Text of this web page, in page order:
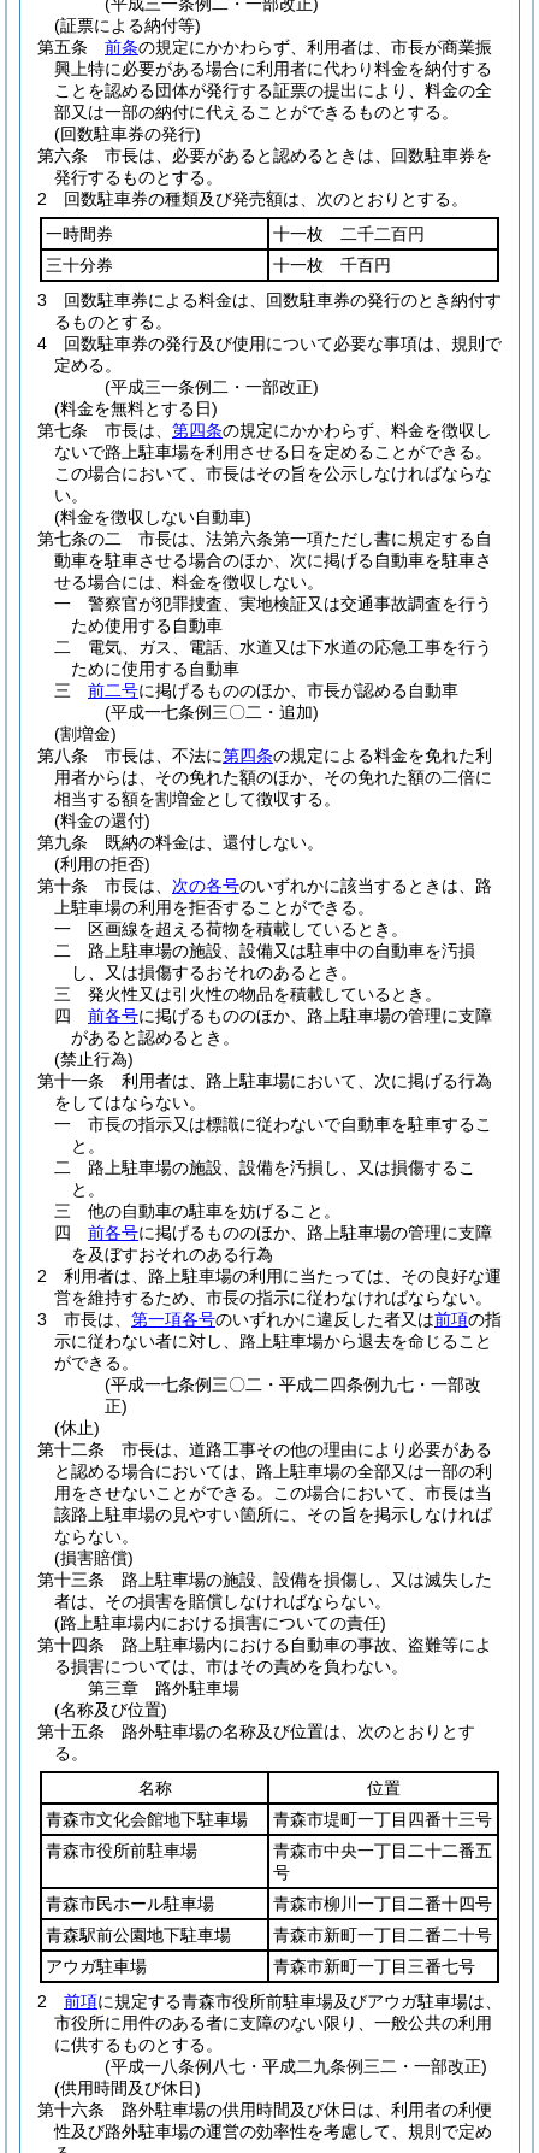
(証票による納付等)
第五条
前条の規定にかかわらず、利用者は、市長が商業振
興上特に必要がある場合に利用者に代わり料金を納付する
ことを認める団体が発行する証票の提出により、料金の全
部又は一部の納付に代えることができるものとする。
(回数駐車券の発行)
第六条
市長は、必要があると認めるときは、回数駐車券を
発行するものとする。
2
回数駐車券の種類及び発売額は、次のとおりとする。
一時間券
十一枚 二千二百円
三十分券
十一枚 千百円
3
回数駐車券による料金は、回数駐車券の発行のとき納付す
るものとする。
4
回数駐車券の発行及び使用について必要な事項は、規則で
定める。
(平成三一条例二・一部改正)
(料金を無料とする日)
第七条
市長は、 第四条の規定にかかわらず、料金を徴収し
ないで路上駐車場を利用させる日を定めることができる。
この場合において、市長はその旨を公示しなければならな
い。
(料金を徴収しない自動車)
第七条の二
市長は、法第六条第一項ただし書に規定する自
動車を駐車させる場合のほか、次に掲げる自動車を駐車さ
せる場合には、料金を徴収しない。
一
警察官が犯罪捜査、実地検証又は交通事故調査を行う
ため使用する自動車
二
電気、ガス、電話、水道又は下水道の応急工事を行う
ために使用する自動車
三
前二号に掲げるもののほか、市長が認める自動車
(平成一七条例三〇二・追加)
(割増金)
第八条
市長は、不法に第四条の規定による料金を免れた利
用者からは、その免れた額のほか、その免れた額の二倍に
相当する額を割増金として徴収する。
(料金の還付)
第九条
既納の料金は、還付しない。
(利用の拒否)
第十条
市長は、 次の各号のいずれかに該当するときは、路
上駐車場の利用を拒否することができる。
一
区画線を超える荷物を積載しているとき。
二
路上駐車場の施設、設備又は駐車中の自動車を汚損
し、又は損傷するおそれのあるとき。
三
発火性又は引火性の物品を積載しているとき。
四
前各号に掲げるもののほか、路上駐車場の管理に支障
があると認めるとき。
(禁止行為)
第十一条
利用者は、路上駐車場において、次に掲げる行為
をしてはならない。
一
市長の指示又は標識に従わないで自動車を駐車するこ
と。
二
路上駐車場の施設、設備を汚損し、又は損傷するこ
と。
三
他の自動車の駐車を妨げること。
四
前各号に掲げるもののほか、路上駐車場の管理に支障
を及ぼすおそれのある行為
2
利用者は、路上駐車場の利用に当たっては、その良好な運
営を維持するため、市長の指示に従わなければならない。
3
市長は、 第一項各号のいずれかに違反した者又は前項の指
示に従わない者に対し、路上駐車場から退去を命じること
ができる。
(平成一七条例三〇二・平成二四条例九七・一部改
正)
(休止)
第十二条
市長は、道路工事その他の理由により必要がある
と認める場合においては、路上駐車場の全部又は一部の利
用をさせないことができる。
この場合において、市長は当
該路上駐車場の見やすい箇所に、その旨を掲示しなければ
ならない。
(損害賠償)
第十三条
路上駐車場の施設、設備を損傷し、又は滅失した
者は、その損害を賠償しなければならない。
(路上駐車場内における損害についての責任)
第十四条
路上駐車場内における自動車の事故、盗難等によ
る損害については、市はその責めを負わない。
第三章
路外駐車場
(名称及び位置)
第十五条
路外駐車場の名称及び位置は、次のとおりとす
る。
名称
位置
青森市文化会館地下駐車場
青森市堤町一丁目四番十三号
青森市役所前駐車場
青森市中央一丁目二十二番五
号
青森市民ホール駐車場
青森市柳川一丁目二番十四号
青森駅前公園地下駐車場
青森市新町一丁目二番二十号
アウガ駐車場
青森市新町一丁目三番七号
2
前項に規定する青森市役所前駐車場及びアウガ駐車場は、
市役所に用件のある者に支障のない限り、一般公共の利用
に供するものとする。
(平成一八条例八七・平成二九条例三二・一部改正)
(供用時間及び休日)
第十六条
路外駐車場の供用時間及び休日は、利用者の利便
性及び路外駐車場の運営の効率性を考慮して、規則で定め